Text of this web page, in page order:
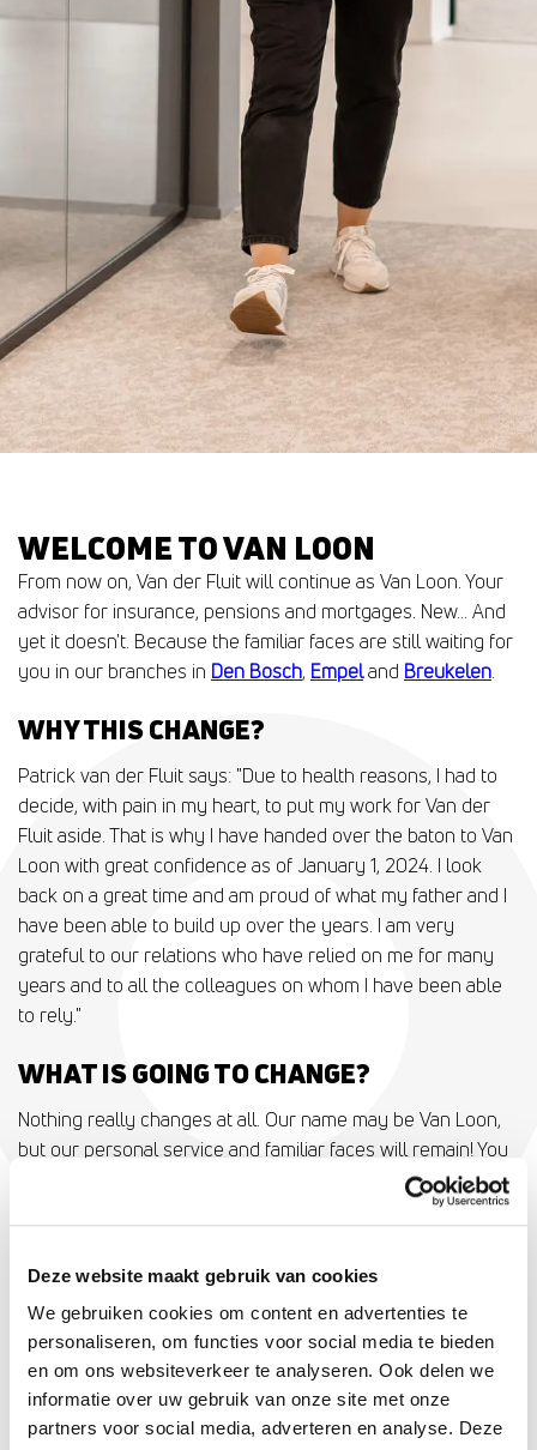
Deze website maakt gebruik van cookies
We gebruiken cookies om content en advertenties te
personaliseren, om functies voor social media te bieden
en om ons websiteverkeer te analyseren. Ook delen we
informatie over uw gebruik van onze site met onze
partners voor social media, adverteren en analyse. Deze
WELCOME TO VAN LOON
From now on, Van der Fluit will continue as Van Loon. Your
advisor for insurance, pensions and mortgages. New... And
yet it doesn't. Because the familiar faces are still waiting for
you in our branches in Den Bosch, Empeland Breukelen.
WHY THIS CHANGE?
Patrick van der Fluit says: "Due to health reasons, I had to
decide, with pain in my heart, to put my work for Van der
Fluit aside. That is why I have handed over the baton to Van
Loon with great confidence as of January 1, 2024. I look
back on a great time and am proud of what my father and I
have been able to build up over the years. I am very
grateful to our relations who have relied on me for many
years and to all the colleagues on whom I have been able
to rely."
WHAT IS GOING TO CHANGE?
Nothing really changes at all. Our name may be Van Loon,
but our personal service and familiar faces will remain! You
can still walk into our offices in Breukelen, Den Bosch and
Empel if you have a burning question for one of our
will bear the name Van Loon, just like our policies.
WHAT HAPPENS TO YOUR CURRENT
PRODUCTS AND APPOINTMENTS?
From now on, all services of Van der Fluit will fall under Van
Loon. As a result of the collaboration, you will see the name